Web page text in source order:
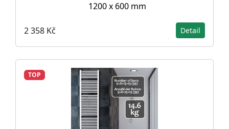
1200 x 600 mm
2 358 Kč Detail
TOP